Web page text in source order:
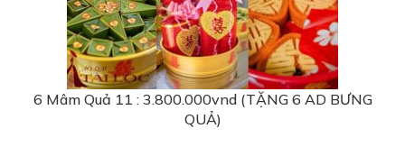
6 Mâm Quả 11 : 3.800.000vnd (TẶNG 6 AD BƯNG
QUẢ)